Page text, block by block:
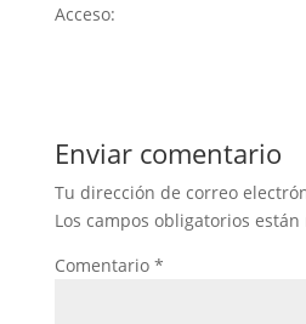
Acceso:
Enviar comentario
Tu dirección de correo
Los campos obligatorios están
Comentario *